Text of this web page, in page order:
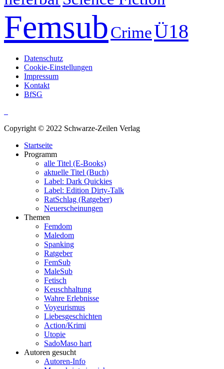
FemsubCrimeÜ18
Datenschutz
Cookie-Einstellungen
Impressum
Kontakt
BfSG
Copyright © 2022 Schwarze-Zeilen Verlag
Startseite
Programm
alle Titel (E-Books)
aktuelle Titel (Buch)
Label: Dark Quickies
Label: Edition Dirty-Talk
RatSchlag (Ratgeber)
Neuerscheinungen
Themen
Femdom
Maledom
Spanking
Ratgeber
FemSub
MaleSub
Fetisch
Keuschhaltung
Wahre Erlebnisse
Voyeurismus
Liebesgeschichten
Action/Krimi
Utopie
SadoMaso hart
Autoren gesucht
Autoren-Info